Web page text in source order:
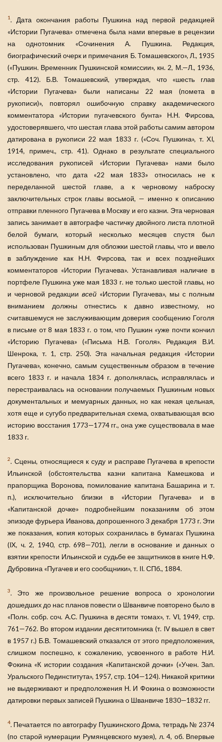
1. Дата окончания работы Пушкина над первой редакцией
«Истории Пугачева» отмечена была нами впервые в рецензии
на однотомник «Сочинения А. Пушкина. Редакция,
биографический очерк и примечания Б. Томашевского», Л., 1935
(«Пушкин. Временник Пушкинской комиссии», кн. 2, М.—Л., 1936,
стр. 412). Б.В. Томашевский, утверждая, что «шесть глав
«Истории Пугачева» были написаны 22 мая (помета в
рукописи)», повторял ошибочную справку академического
комментатора «Истории пугачевского бунта» Н.Н. Фирсова,
удостоверявшего, что шестая глава этой работы самим автором
датирована в рукописи 22 мая 1833 г. («Соч. Пушкина», т. XI,
1914, примеч., стр. 41). Однако в результате специального
исследования рукописей «Истории Пугачева» нами было
установлено, что дата «22 мая 1833» относилась не к
переделанной шестой главе, а к черновому наброску
заключительных строк главы восьмой, — именно к описанию
отправки пленного Пугачева в Москву и его казни. Эта черновая
запись занимает в автографе частичку двойного листа плотной
белой бумаги, который несколько месяцев спустя был
использован Пушкиным для обложки шестой главы, что и ввело
в заблуждение как Н.Н. Фирсова, так и всех позднейших
комментаторов «Истории Пугачева». Устанавливая наличие в
портфеле Пушкина уже мая 1833 г. не только шестой главы, но
и черновой редакции всей «Истории Пугачева», мы с полным
вниманием должны отнестись к давно известному, но
считавшемуся не заслуживающим доверия сообщению Гоголя
в письме от 8 мая 1833 г. о том, что Пушкин «уже почти кончил
«Историю Пугачева» («Письма Н.В. Гоголя». Редакция В.И.
Шенрока, т. 1, стр. 250). Эта начальная редакция «Истории
Пугачева», конечно, самым существенным образом в течение
всего 1833 г. и начала 1834 г. дополнялась, исправлялась и
перестраивалась на основании получаемых Пушкиным новых
документальных и мемуарных данных, но как некая цельная,
хотя еще и сугубо предварительная схема, охватывающая всю
историю восстания 1773—1774 гг., она уже существовала в мае
1833 г.
2. Сцены, относящиеся к суду и расправе Пугачева в крепости
Ильинской (обстоятельства казни капитана Камешкова и
прапорщика Воронова, помилование капитана Башарина и т.
п.), исключительно близки в «Истории Пугачева» и в
«Капитанской дочке» подробнейшим показаниям об этом
эпизоде фурьера Иванова, допрошенного 3 декабря 1773 г. Эти
же показания, копия которых сохранилась в бумагах Пушкина
(IX, ч. 2, 1940, стр. 698—701), легли в основание и данных о
взятии крепости Ильинской и судьбе ее защитников в книге Н.Ф.
Дубровина «Пугачев и его сообщники», т. II. СПб., 1884.
3. Это же произвольное решение вопроса о хронологии
дошедших до нас планов повести о Шванвиче повторено было в
«Полн. собр. соч. А.С. Пушкина в десяти томах», т. VI, 1949, стр.
761—762. Во втором издании десятитомника (т. IV вышел в свет
в 1957 г.) Б.В. Томашевский отказался от этого предположения,
слишком поспешно, к сожалению, усвоенного в работе Н.И.
Фокина «К истории создания «Капитанской дочки» («Учен. Зап.
Уральского Пединститута», 1957, стр. 104—124). Никакой критики
не выдерживают и предположения Н. И Фокина о возможности
датировки первых записей Пушкина о Шванвиче 1830—1832 гг.
4. Печатается по автографу Пушкинского Дома, тетрадь № 2374
(по старой нумерации Румянцевского музея), л. 4, об. Впервые